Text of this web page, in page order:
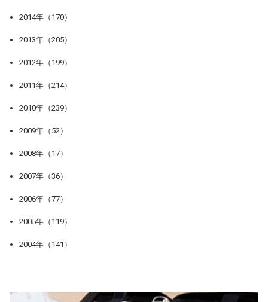
2014年（170）
2013年（205）
2012年（199）
2011年（214）
2010年（239）
2009年（52）
2008年（17）
2007年（36）
2006年（77）
2005年（119）
2004年（141）